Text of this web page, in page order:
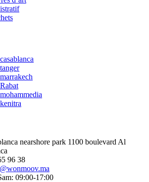
nearshore park 1100 boulevard Al
96 38
09:00-17:00